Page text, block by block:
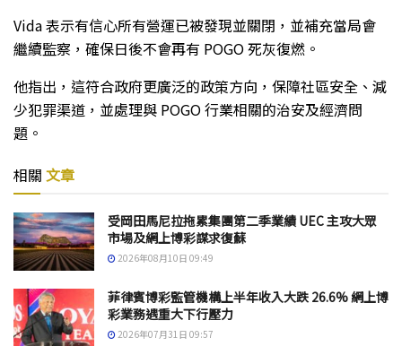
Vida 表示有信心所有營運已被發現並關閉，並補充當局會
繼續監察，確保日後不會再有 POGO 死灰復燃。
他指出，這符合政府更廣泛的政策方向，保障社區安全、減
少犯罪渠道，並處理與 POGO 行業相關的治安及經濟問
題。
相關 文章
受岡田馬尼拉拖累集團第二季業績 UEC 主攻大眾
市場及網上博彩謀求復蘇
2026年08月10日 09:49
菲律賓博彩監管機構上半年收入大跌 26.6% 網上博
彩業務遇重大下行壓力
2026年07月31日 09:57